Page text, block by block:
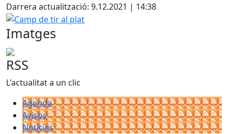
Darrera actualització: 9.12.2021 | 14:38
Camp de tir al plat
Imatges
RSS
L'actualitat a un clic
Agenda
Avisos
Notícies